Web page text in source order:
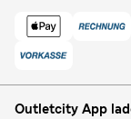
Outletcity App